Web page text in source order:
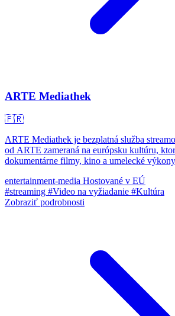
ARTE Mediathek
🇫🇷
ARTE Mediathek je bezplatná služba
od ARTE zameraná na európsku kultúru,
dokumentárne filmy, kino a umelecké
entertainment-media Hostované v EÚ
#streaming #Video na vyžiadanie #Kultúra
Zobraziť podrobnosti